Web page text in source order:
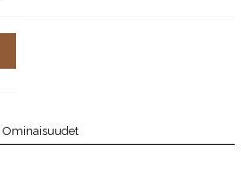
Ominaisuudet